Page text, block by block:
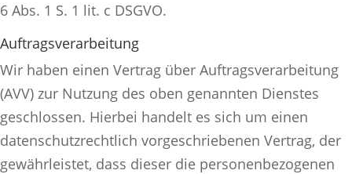
6 Abs. 1 S. 1 lit. c DSGVO.
Auftragsverarbeitung
Wir haben einen Vertrag über Auftragsverarbeitung
(AVV) zur Nutzung des oben genannten Dienstes
geschlossen. Hierbei handelt es sich um einen
datenschutzrechtlich vorgeschriebenen Vertrag, der
gewährleistet, dass dieser die personenbezogenen